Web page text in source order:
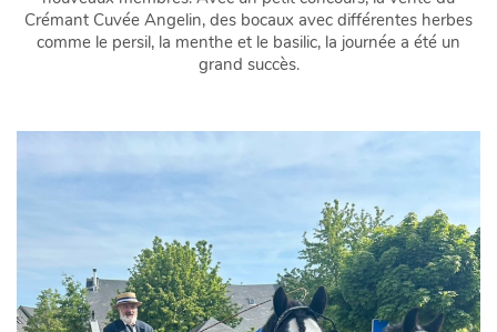
Crémant Cuvée Angelin, des bocaux avec différentes herbes
comme le persil, la menthe et le basilic, la journée a été un
grand succès.